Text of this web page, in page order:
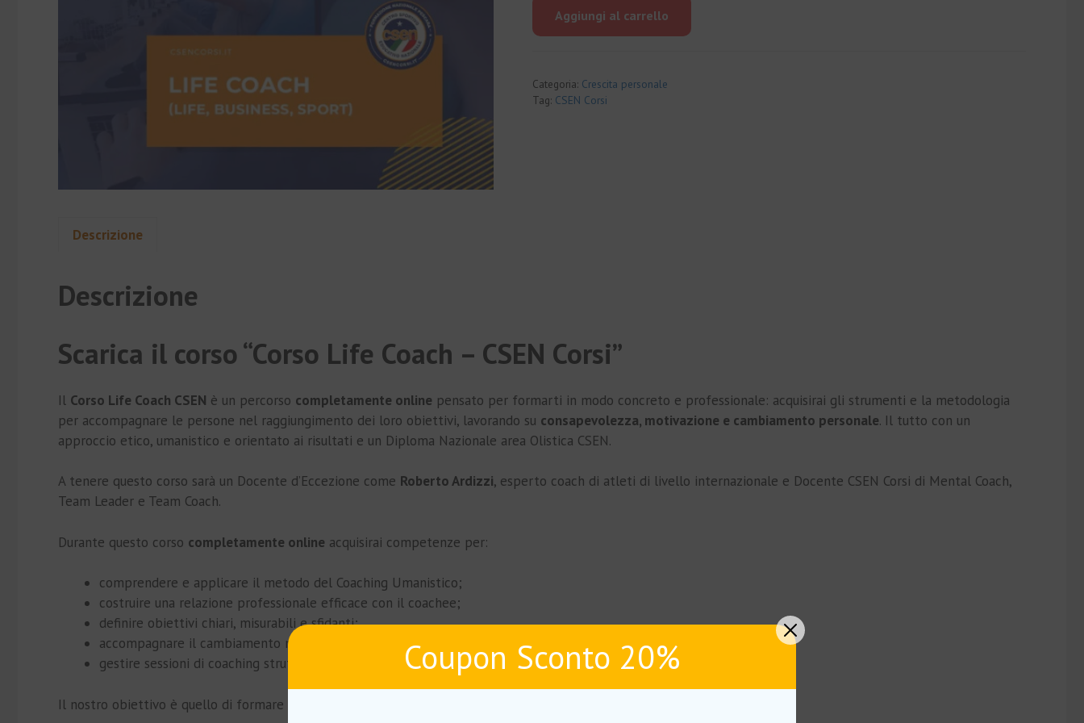
era:
è:
Aggiungi al carrello
Categoria: Crescita personale
Tag: CSEN Corsi
Descrizione
Descrizione
Scarica il corso “Corso Life Coach – CSEN Corsi”
Il Corso Life Coach CSEN è un percorso completamente online pensato per formarti in modo concreto e professionale: acquisirai gli strumenti e la metodologia
per accompagnare le persone nel raggiungimento dei loro obiettivi, lavorando su consapevolezza, motivazione e cambiamento personale. Il tutto con un
approccio etico, umanistico e orientato ai risultati e un Diploma Nazionale area Olistica CSEN.
A tenere questo corso sarà un Docente d’Eccezione come Roberto Ardizzi, esperto coach di atleti di livello internazionale e Docente CSEN Corsi di Mental Coach,
Team Leader e Team Coach.
Durante questo corso completamente online acquisirai competenze per:
comprendere e applicare il metodo del Coaching Umanistico;
costruire una relazione professionale efficace con il coachee;
definire obiettivi chiari, misurabili e sfidanti;
accompagnare il cambiamento nel rispetto dei confini professionali;
gestire sessioni di coaching strutturate ed etiche.
Il nostro obiettivo è quello di formare
Coupon Sconto 20%